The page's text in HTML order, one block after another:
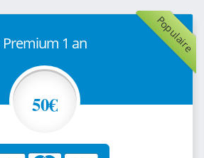
Populaire
Premium 1 an
50€